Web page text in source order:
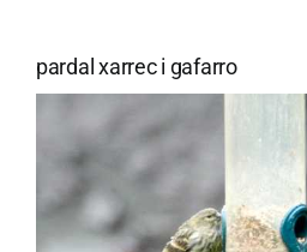
pardal xarrec i gafarro